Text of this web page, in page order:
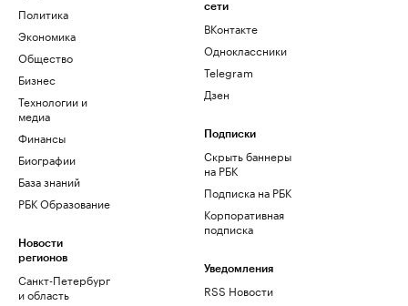
Политика
Экономика
Общество
Бизнес
Технологии и
медиа
Финансы
Биографии
База знаний
РБК Образование
Новости
регионов
Санкт-Петербург
и область
сети
ВКонтакте
Одноклассники
Telegram
Дзен
Подписки
Скрыть баннеры
на РБК
Подписка на РБК
Корпоративная
подписка
Уведомления
RSS Новости